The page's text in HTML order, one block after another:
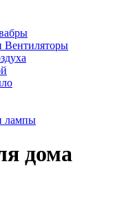
Вентиляторы
лампы
дома